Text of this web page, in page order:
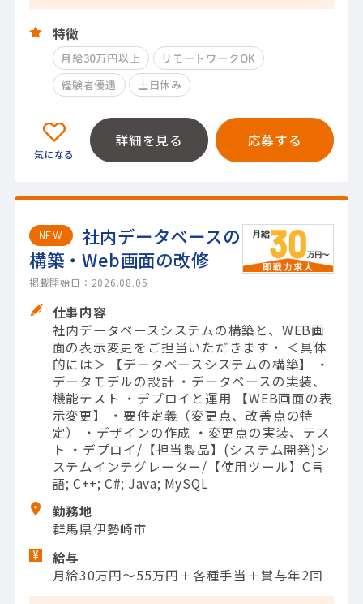
特徴
月給30万円以上
リモートワークOK
経験者優遇
土日休み
詳細を見る 応募する
NEW
社内データベースの
構築・Web画面の改修
掲載開始日：2026.08.05
仕事内容
社内データベースシステムの構築と、WEB画
面の表示変更をご担当いただきます・ ＜具体
的には＞ 【データベースシステムの構築】 ・
データモデルの設計 ・データベースの実装、
機能テスト ・デプロイと運用 【WEB画面の表
示変更】 ・要件定義（変更点、改善点の特
定） ・デザインの作成 ・変更点の実装、テス
ト ・デプロイ/【担当製品】(システム開発)シ
ステムインテグレーター/【使用ツール】C言
語; C++; C#; Java; MySQL
勤務地
群馬県伊勢崎市
給与
月給30万円～55万円＋各種手当＋賞与年2回